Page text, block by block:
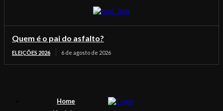
Quem é o pai do asfalto?
ELEIÇÕES 2026 6 de agosto de 2026
Home